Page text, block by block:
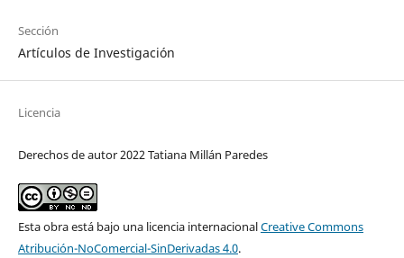
Sección
Artículos de Investigación
Licencia
Derechos de autor 2022 Tatiana Millán Paredes
Esta obra está bajo una licencia internacionalCreative Commons
Atribución-NoComercial-SinDerivadas 4.0.